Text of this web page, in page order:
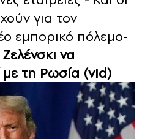
για τον
εμπορικό πόλεμο-
να
με τη Ρωσία (vid)